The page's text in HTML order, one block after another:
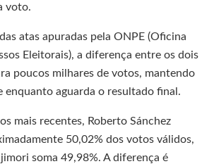
voto.
atas apuradas pela ONPE (Oficina
Eleitorais), a diferença entre os dois
poucos milhares de votos, mantendo
enquanto aguarda o resultado final.
mais recentes, Roberto Sánchez
50,02% dos votos válidos,
soma 49,98%. A diferença é